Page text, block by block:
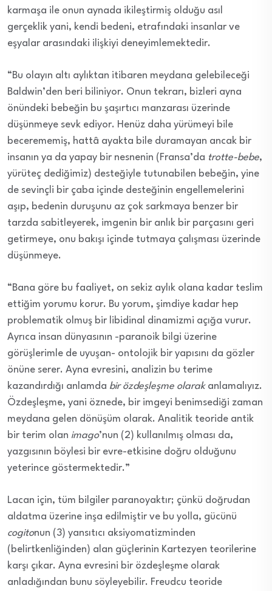
karmaşa ile onun aynada ikileştirmiş olduğu asıl
gerçeklik yani, kendi bedeni, etrafındaki insanlar ve
eşyalar arasındaki ilişkiyi deneyimlemektedir.
“Bu olayın altı aylıktan itibaren meydana gelebileceği
Baldwin’den beri biliniyor. Onun tekrarı, bizleri ayna
önündeki bebeğin bu şaşırtıcı manzarası üzerinde
düşünmeye sevk ediyor. Henüz daha yürümeyi bile
becerememiş, hattâ ayakta bile duramayan ancak bir
insanın ya da yapay bir nesnenin (Fransa’da trotte-bebe,
yürüteç dediğimiz) desteğiyle tutunabilen bebeğin, yine
de sevinçli bir çaba içinde desteğinin engellemelerini
aşıp, bedenin duruşunu az çok sarkmaya benzer bir
tarzda sabitleyerek, imgenin bir anlık bir parçasını geri
getirmeye, onu bakışı içinde tutmaya çalışması üzerinde
düşünmeye.
“Bana göre bu faaliyet, on sekiz aylık olana kadar teslim
ettiğim yorumu korur. Bu yorum, şimdiye kadar hep
problematik olmuş bir libidinal dinamizmi açığa vurur.
Ayrıca insan dünyasının -paranoik bilgi üzerine
görüşlerimle de uyuşan- ontolojik bir yapısını da gözler
önüne serer. Ayna evresini, analizin bu terime
kazandırdığı anlamda bir özdeşleşme olarak anlamalıyız.
Özdeşleşme, yani öznede, bir imgeyi benimsediği zaman
meydana gelen dönüşüm olarak. Analitik teoride antik
bir terim olan imago’nun (2) kullanılmış olması da,
yazgısının böylesi bir evre-etkisine doğru olduğunu
yeterince göstermektedir.”
Lacan için, tüm bilgiler paranoyaktır; çünkü doğrudan
aldatma üzerine inşa edilmiştir ve bu yolla, gücünü
cogitonun (3) yansıtıcı aksiyomatizminden
(belirtkenliğinden) alan güçlerinin Kartezyen teorilerine
karşı çıkar. Ayna evresini bir özdeşleşme olarak
anladığından bunu söyleyebilir. Freudcu teoride